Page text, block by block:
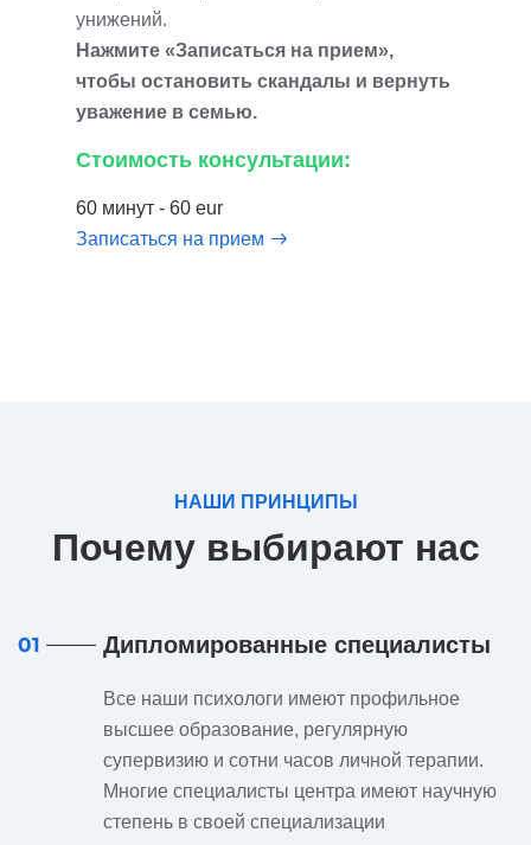
унижений.
Нажмите «Записаться на прием»,
чтобы остановить скандалы и вернуть
уважение в семью.
Стоимость консультации:
60 минут - 60 eur
Записаться на прием
НАШИ ПРИНЦИПЫ
Почему выбирают нас
01 Дипломированные специалисты
Все наши психологи имеют профильное
высшее образование, регулярную
супервизию и сотни часов личной терапии.
Многие специалисты центра имеют научную
степень в своей специализации